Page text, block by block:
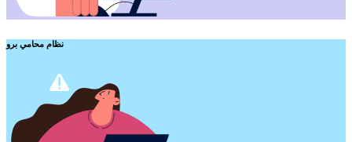
نظام محامي برو